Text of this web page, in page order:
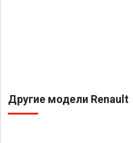
Другие модели Renault